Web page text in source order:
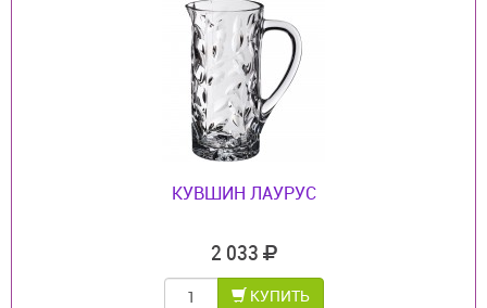
КУВШИН ЛАУРУС
2 033
КУПИТЬ